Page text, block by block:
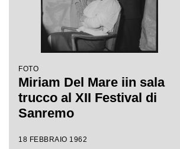
FOTO
Miriam Del Mare iin sala
trucco al XII Festival di
Sanremo
18 FEBBRAIO 1962